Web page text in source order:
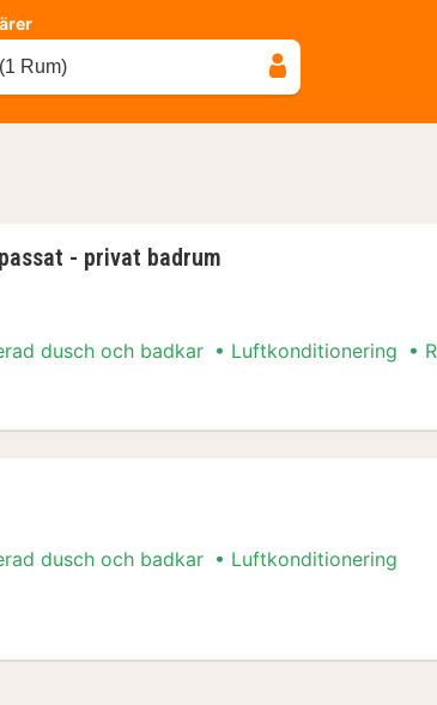
Rum)
- privat badrum
dusch och badkar Luftkonditionering
dusch och badkar Luftkonditionering